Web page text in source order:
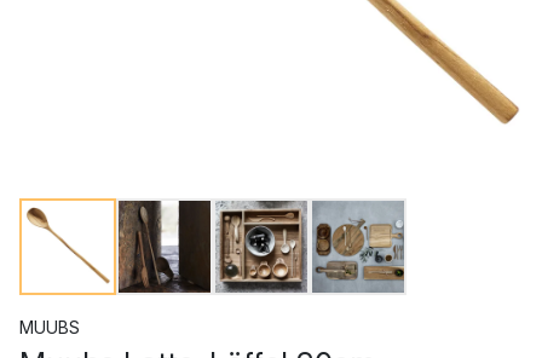
MUUBS